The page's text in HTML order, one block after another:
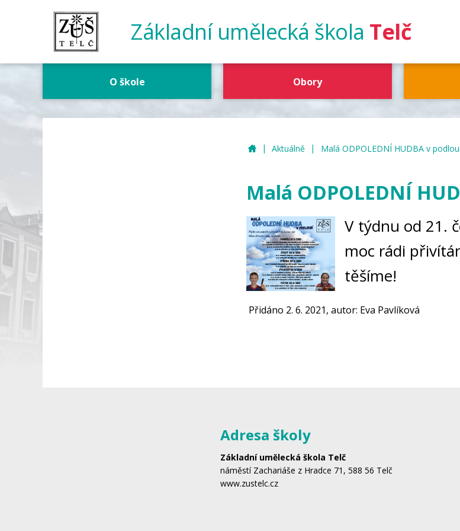
Základní umělecká škola Telč
O škole Obory
ZUŠ Telč
| Aktuálně | Malá ODPOLEDNÍ HUDBA v
Malá ODPOLEDNÍ
V týdnu od 21.
moc rádi
těšíme!
Přidáno 2. 6. 2021, autor: Eva Pavlíková
Adresa školy
Základní umělecká škola Telč
náměstí Zachariáše z Hradce 71, 588 56 Telč
www.zustelc.cz